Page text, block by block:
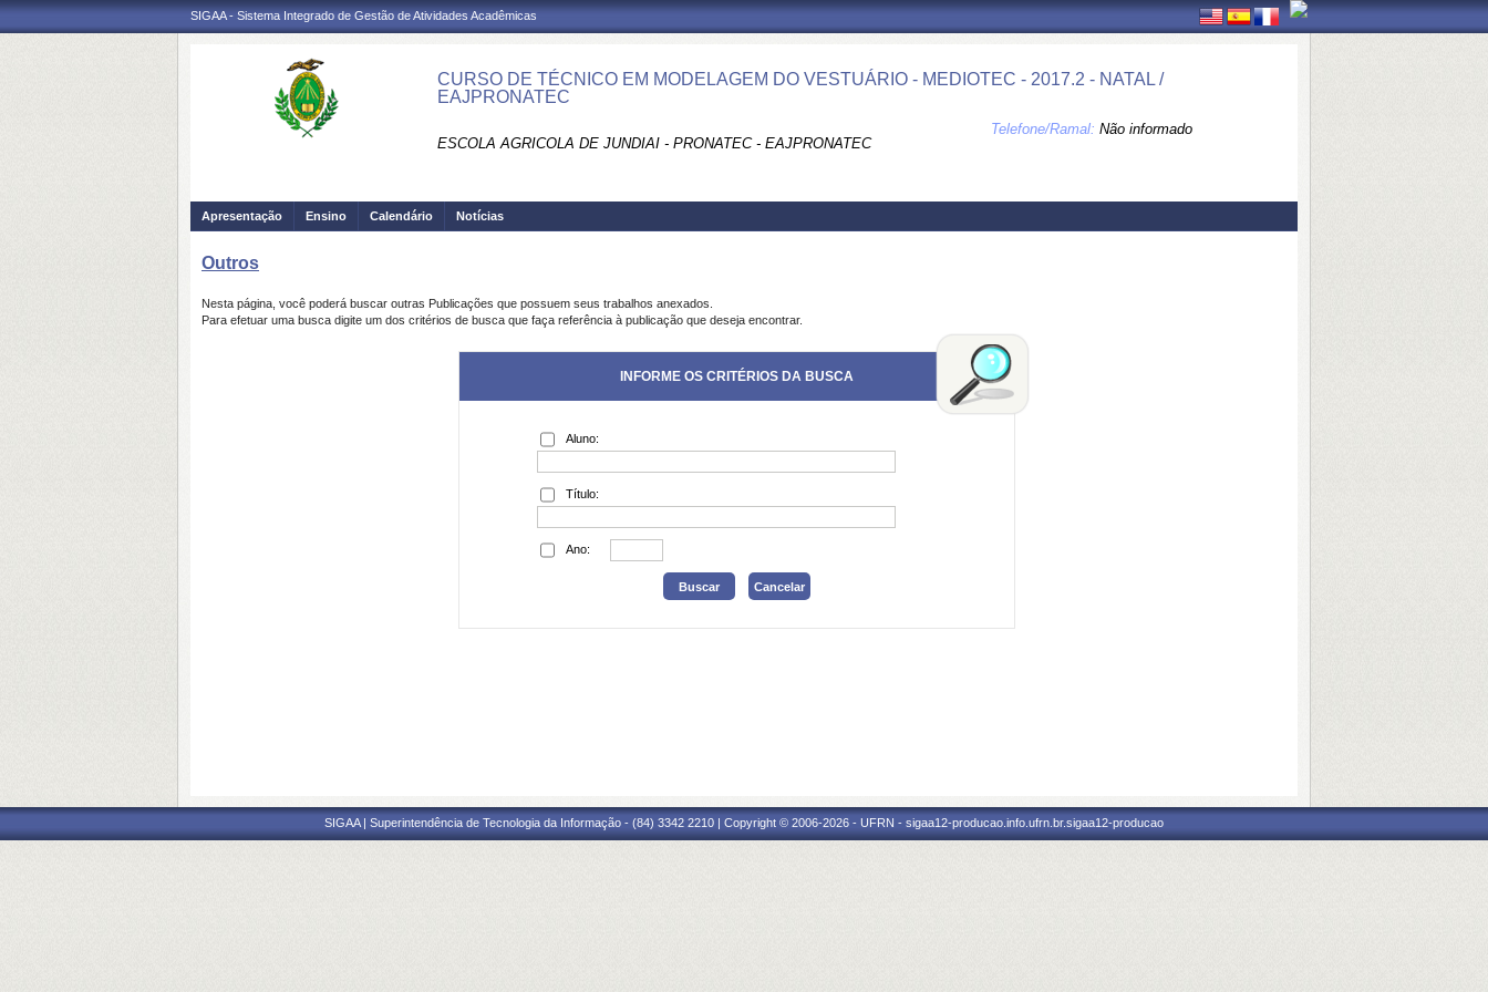
SIGAA - Sistema Integrado de Gestão de Atividades Acadêmicas
CURSO DE TÉCNICO EM MODELAGEM DO VESTUÁRIO - MEDIOTEC - 2017.2 - NATAL /
EAJPRONATEC
ESCOLA AGRICOLA DE JUNDIAI - PRONATEC - EAJPRONATEC
Telefone/Ramal: Não informado
Apresentação Ensino Calendário Notícias
Outros
Nesta página, você poderá buscar outras Publicações que possuem seus trabalhos anexados.
Para efetuar uma busca digite um dos critérios de busca que faça referência à publicação que deseja encontrar.
INFORME OS CRITÉRIOS DA BUSCA
Aluno:
Título:
Ano:
SIGAA | Superintendência de Tecnologia da Informação - (84) 3342 2210 | Copyright © 2006-2026 - UFRN - sigaa12-producao.info.ufrn.br.sigaa12-producao